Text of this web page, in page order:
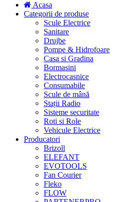
Acasa
Categorii de produse
Scule Electrice
Sanitare
Drujbe
Pompe & Hidrofoare
Casa si Gradina
Bormasini
Electrocasnice
Consumabile
Scule de mână
Stații Radio
Sisteme securitate
Roti si Role
Vehicule Electrice
Producatori
Brizoll
ELEFANT
EVOTOOLS
Fan Courier
Fleko
FLOW